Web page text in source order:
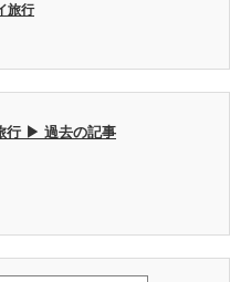
旅行
行 ▶ 過去の記事